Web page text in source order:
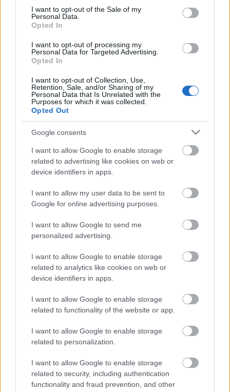
consent section.
I want to opt-out of the Sale of my
Personal Data.
Opted In
I want to opt-out of processing my
Personal Data for Targeted Advertising.
Opted In
I want to opt-out of Collection, Use,
Retention, Sale, and/or Sharing of my
Personal Data that Is Unrelated with the
Purposes for which it was collected.
Opted Out
Google consents
I want to allow Google to enable storage
related to advertising like cookies on web or
device identifiers in apps.
I want to allow my user data to be sent to
Google for online advertising purposes.
I want to allow Google to send me
personalized advertising.
I want to allow Google to enable storage
related to analytics like cookies on web or
device identifiers in apps.
I want to allow Google to enable storage
related to functionality of the website or app.
I want to allow Google to enable storage
related to personalization.
I want to allow Google to enable storage
related to security, including authentication
functionality and fraud prevention, and other
függéséről.Nincs ebben semmi meglepő: az
almásfüzitői vörösiszaptározón veszélyes hulladékot
A Google üdvözli a Greenpeace
„Maszatos adatok” című jelentését
tmarton•2012. április 19.
A Greenpeace tegnapelőtt megjelent „Maszatos
adatok” tanulmányára reagálva Urs Hölzle, a Google
műszaki infrastruktúráért felelős alelnöke a New
York Times-nak úgy nyilatkozott: „A cég üdvözli a
Greenpeace tanulmányát, és úgy hiszi, ez fokozni
fogja az ipar…
Apple, Amazon, Microsoft: kopjatok
le a szénről!